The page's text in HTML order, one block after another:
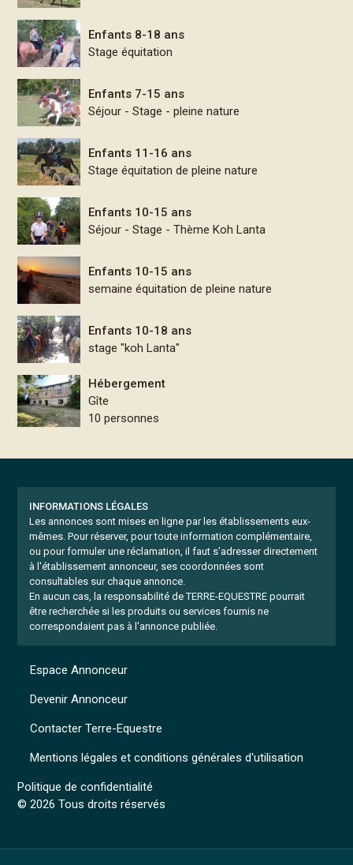
Enfants 8-18 ans
Stage équitation
Enfants 7-15 ans
Séjour - Stage - pleine nature
Enfants 11-16 ans
Stage équitation de pleine nature
Enfants 10-15 ans
Séjour - Stage - Thème Koh Lanta
Enfants 10-15 ans
semaine équitation de pleine nature
Enfants 10-18 ans
stage "koh Lanta"
Hébergement
Gîte
10 personnes
INFORMATIONS LÉGALES
Les annonces sont mises en ligne par les établissements eux-
mêmes. Pour réserver, pour toute information complémentaire,
ou pour formuler une réclamation, il faut s'adresser directement
à l'établissement annonceur, ses coordonnées sont
consultables sur chaque annonce.
En aucun cas, la responsabilité de TERRE-EQUESTRE pourrait
être recherchée si les produits ou services fournis ne
correspondaient pas à l'annonce publiée.
Mentions légales et conditions générales d'utilisation
Politique de confidentialité
© 2026 Tous droits réservés
Espace Annonceur
Devenir Annonceur
Contacter Terre-Equestre